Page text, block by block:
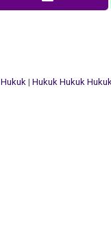
Hukuk | Hukuk Hukuk